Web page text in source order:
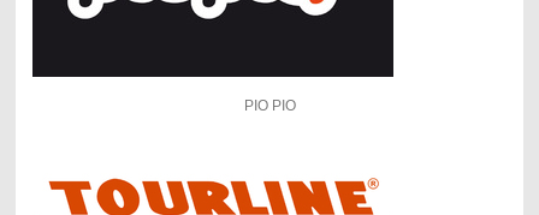
PIO PIO